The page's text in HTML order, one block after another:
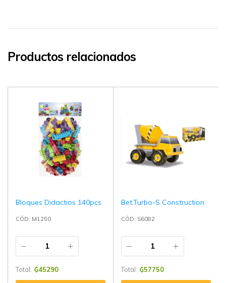
Productos relacionados
Bloques Didactios 140pcs
CÓD: M1250
Total: ₲45290
Bet.Turbo-S Construction
CÓD: S6082
Total: ₲57750